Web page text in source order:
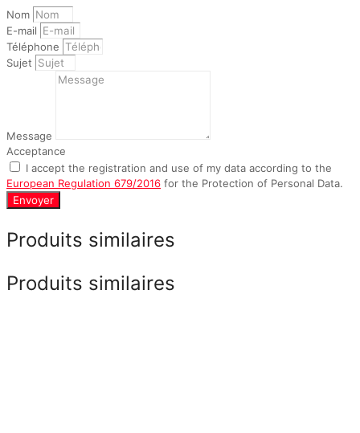
Nom
E-mail
Téléphone
Sujet
Message
Acceptance
I accept the registration and use of my data according to the
European Regulation 679/2016 for the Protection of Personal Data.
Envoyer
Produits similaires
Produits similaires